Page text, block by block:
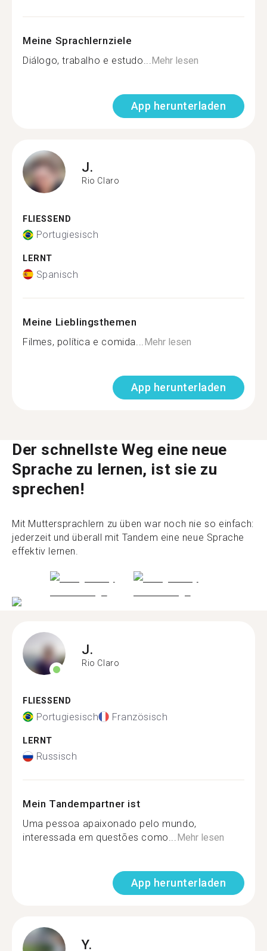
Meine Sprachlernziele
Diálogo, trabalho e estudo... Mehr lesen
App herunterladen
J.
Rio Claro
FLIESSEND
Portugiesisch
LERNT
Spanisch
Meine Lieblingsthemen
Filmes, política e comida... Mehr lesen
App herunterladen
Der schnellste Weg eine neue
Sprache zu lernen, ist sie zu
sprechen!
Mit Muttersprachlern zu üben war noch nie so einfach:
jederzeit und überall mit Tandem eine neue Sprache
effektiv lernen.
J.
Rio Claro
FLIESSEND
Portugiesisch Französisch
LERNT
Russisch
Mein Tandempartner ist
Uma pessoa apaixonado pelo mundo,
interessada em questões como...Mehr lesen
App herunterladen
Y.